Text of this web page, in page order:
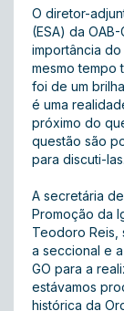
O diretor-
(ESA) da
importância do
mesmo tempo
foi de um
é uma
próximo do
questão são
para discuti-
A secretária
Promoção da
Teodoro Reis,
a seccional e
GO para a
estávamos
histórica da